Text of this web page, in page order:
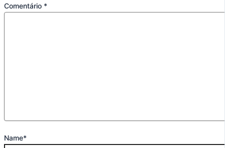
Comentário *
Name*